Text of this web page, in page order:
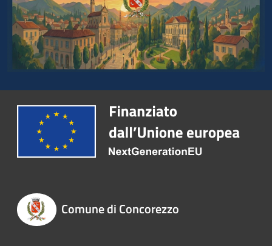
Comune di Concorezzo